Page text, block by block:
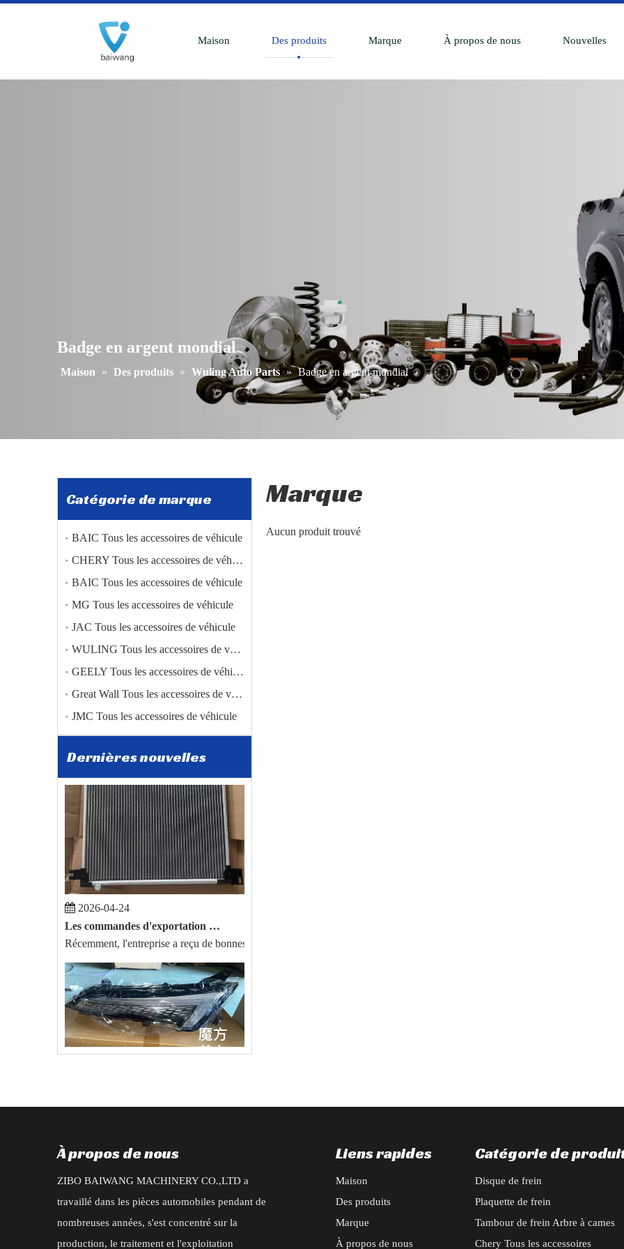
Maison Des produits Marque À propos de nous Nouvelles
Badge en argent mondial
Maison » Des produits » Wuling Auto Parts » Badge en argent mondial
Catégorie de marque
BAIC Tous les accessoires de véhicule
CHERY Tous les accessoires de véhicule
BAIC Tous les accessoires de véhicule
MG Tous les accessoires de véhicule
JAC Tous les accessoires de véhicule
WULING Tous les accessoires de véhicule
GEELY Tous les accessoires de véhicule
Great Wall Tous les accessoires de véhicule
JMC Tous les accessoires de véhicule
Dernières nouvelles
2026-01-05
Zibo Baiwang Machinery Co., Ltd. réalise une percée dans le commerce international grâce à l'exportation réussie de pièces automobiles BAIC vers la Pologne
Zibo Baiwang Machinery Co., Ltd. réalise une percée dans le commerce international grâce à l'exportation réussie de
2026-04-24
Récemment, l'entreprise a reçu de bonnes nouvelles. S'appuyant sur des années d'expérience approfondie dans l'industrie
Le 20 août 2025, notre société a reçu une commande importante d'accessoires extérieurs automobiles BAIC X55 : cadre de
2025-07-04
Nouvelle commande pour les accessoires de type Changan CS95 2019
Marque
Aucun produit trouvé
À propos de nous
ZIBO BAIWANG MACHINERY CO.,LTD a
travaillé dans les pièces automobiles pendant de
nombreuses années, s'est concentré sur la
production, le traitement et l'exploitation
Liens rapides
Maison
Des produits
Marque
À propos de nous
Catégorie de
Disque de frein
Plaquette de frein
Tambour de frein Arbre à cames
Chery Tous les accessoires